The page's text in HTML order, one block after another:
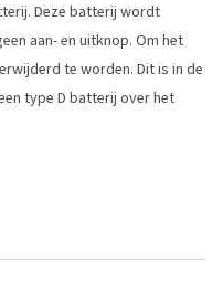
Deze batterij wordt
aan- en uitknop. Om het
te worden. Dit is in de
type D batterij over het